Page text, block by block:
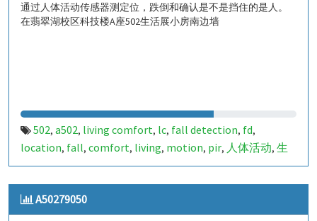
通过人体活动传感器测定位，跌倒和确认是不是挡住的是人。
在翡翠湖校区科技楼A座502生活展小房南边墙
502, a502, living comfort, lc, fall detection, fd,
location, fall, comfort, living, motion, pir, 人体活动, 生
活,tanbir,跌倒,定位,哈山,室内定位,室内,indoor,
indoor living comfort,ilc,indoor living quality,ilq,
a50279051,849715
A50279050